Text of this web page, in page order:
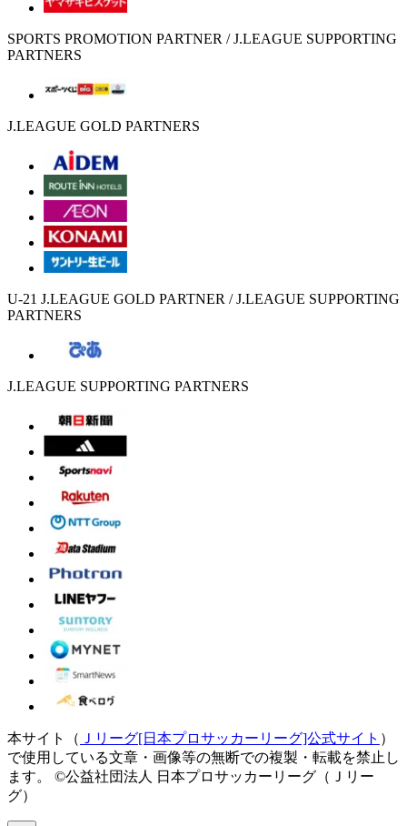
SPORTS PROMOTION PARTNER / J.LEAGUE SUPPORTING
PARTNERS
J.LEAGUE GOLD PARTNERS
U-21 J.LEAGUE GOLD PARTNER / J.LEAGUE SUPPORTING
PARTNERS
J.LEAGUE SUPPORTING PARTNERS
本サイト（ Ｊリーグ[日本プロサッカーリーグ]公式サイト ）
で使用している文章・画像等の無断での複製・転載を禁止し
ます。
©公益社団法人 日本プロサッカーリーグ（Ｊリー
グ）